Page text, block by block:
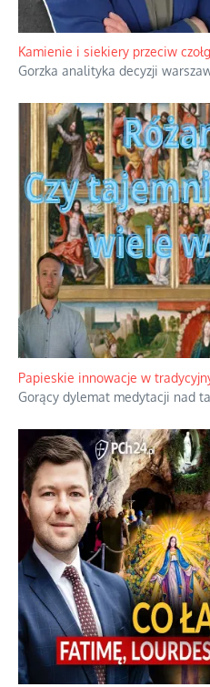
Familijny spór o biskupie sakry
Rodzinna polemika wokół sakr w
Kamienie i siekiery przeciw
Gorzka analityka decyzji